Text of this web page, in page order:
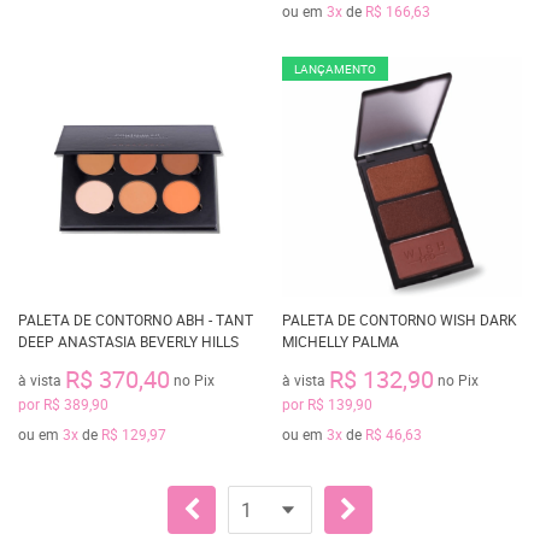
ou em 3xde R$ 166,63
PALETA DE CONTORNO ABH - TANT
DEEP ANASTASIA BEVERLY HILLS
à vista R$ 370,40 no Pix
por R$ 389,90
ou em 3xde R$ 129,97
LANÇAMENTO
PALETA DE CONTORNO WISH DARK
MICHELLY PALMA
à vista R$ 132,90 no Pix
por R$ 139,90
ou em 3xde R$ 46,63